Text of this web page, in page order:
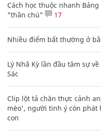
Cách học thuộc nhanh
"thần chú"
17
Nhiều điểm bất thường ở
Lý Nhã Kỳ lần đầu tâm sự
Sác
Clip lột tả chân thực cảnh
mèo', người tinh ý còn phát
con